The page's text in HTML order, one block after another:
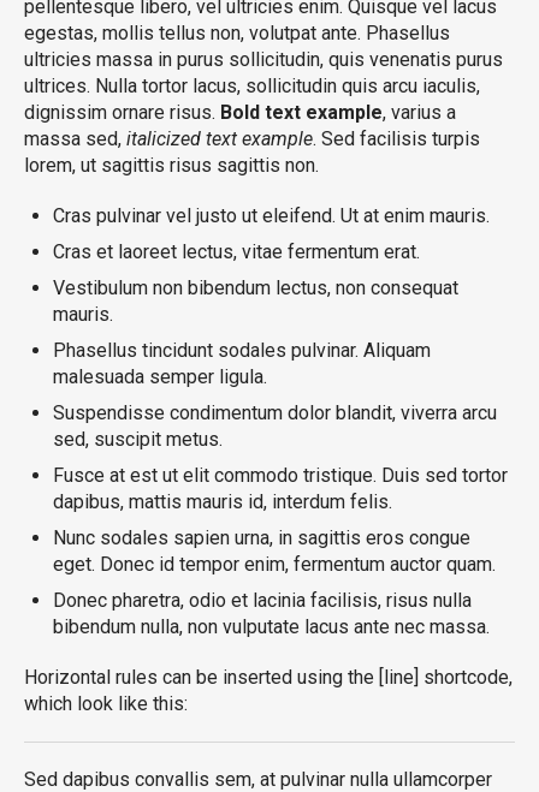
pellentesque libero, vel ultricies enim. Quisque vel lacus
egestas, mollis tellus non, volutpat ante. Phasellus
ultricies massa in purus sollicitudin, quis venenatis purus
ultrices. Nulla tortor lacus, sollicitudin quis arcu iaculis,
dignissim ornare risus. Bold text example, varius a
massa sed, italicized text example. Sed facilisis turpis
lorem, ut sagittis risus sagittis non.
Cras pulvinar vel justo ut eleifend. Ut at enim mauris.
Cras et laoreet lectus, vitae fermentum erat.
Vestibulum non bibendum lectus, non consequat
mauris.
Phasellus tincidunt sodales pulvinar. Aliquam
malesuada semper ligula.
Suspendisse condimentum dolor blandit, viverra arcu
sed, suscipit metus.
Fusce at est ut elit commodo tristique. Duis sed tortor
dapibus, mattis mauris id, interdum felis.
Nunc sodales sapien urna, in sagittis eros congue
eget. Donec id tempor enim, fermentum auctor quam.
Donec pharetra, odio et lacinia facilisis, risus nulla
bibendum nulla, non vulputate lacus ante nec massa.
Horizontal rules can be inserted using the [line] shortcode,
which look like this:
Sed dapibus convallis sem, at pulvinar nulla ullamcorper